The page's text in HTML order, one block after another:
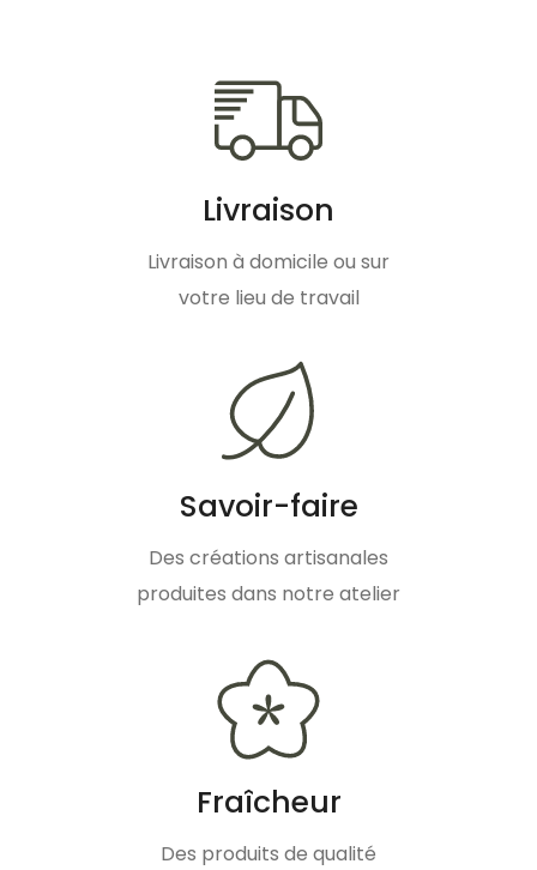
Livraison
Livraison à domicile ou sur
votre lieu de travail
Savoir-faire
Des créations artisanales
produites dans notre atelier
Fraîcheur
Des produits de qualité